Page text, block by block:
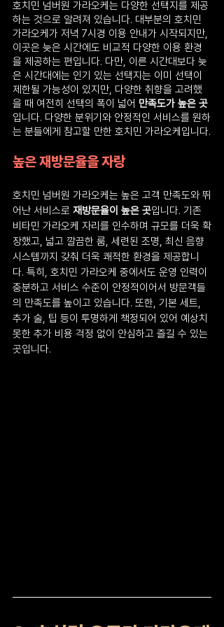
호치민 넘버원 가라오케는 다양한 선택지를 제공
하는 것으로 알려져 있습니다. 대부분의 호치민
가라오케가 저녁 7시경 이용 안내가 시작되지만,
이곳은 늦은 시간에도 비교적 다양한 이용 환경
을 제공하는 편입니다. 다만, 이른 시간대보다 늦
은 시간대에는 인기 있는 선택지는 이미 선택이
제한될 가능성이 있지만, 다양한 취향을 고려했
을 때 여전히 선택의 폭이 넓어 만족도가 높은 곳
입니다. 다양한 분위기와 안정적인 서비스를 원하
는 분들에게 참고할 만한 호치민 가라오케입니다.
높은 재방문율을 자랑
호치민 넘버원 가라오케는 높은 고객 만족도와 뛰
어난 서비스로 재방문율이 높은 곳입니다. 기존
비타민 가라오케 자리를 인수하며 규모를 더욱 확
장했고, 넓고 깔끔한 룸, 세련된 조명, 최신 음향
시스템까지 갖춰 더욱 쾌적한 환경을 제공합니
다. 특히, 호치민 가라오케 중에서도 운영 인력이
충분하고 서비스 수준이 안정적이어서 방문객들
의 만족도를 높이고 있습니다. 또한, 기본 세트,
추가 술, 팁 등이 투명하게 책정되어 있어 예상치
못한 추가 비용 걱정 없이 안심하고 즐길 수 있는
곳입니다.